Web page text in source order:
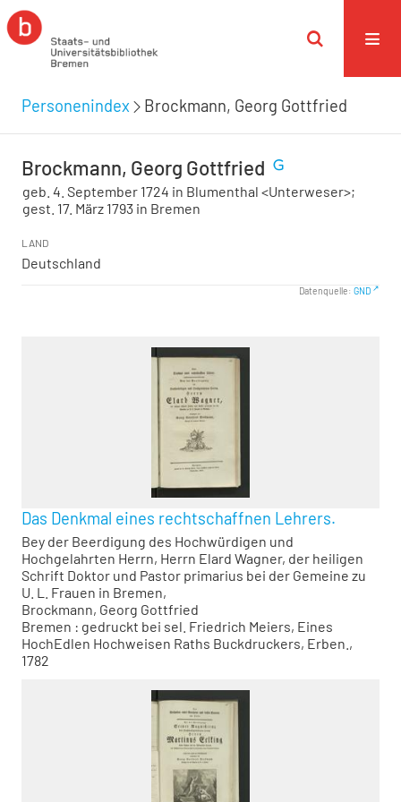
Personenindex Brockmann, Georg Gottfried
Brockmann, Georg Gottfried
geb. 4. September 1724 in Blumenthal <Unterweser>;
gest. 17. März 1793 in Bremen
LAND
Deutschland
Datenquelle: GND
Das Denkmal eines rechtschaffnen Lehrers.
Bey der Beerdigung des Hochwürdigen und
Hochgelahrten Herrn, Herrn Elard Wagner, der heiligen
Schrift Doktor und Pastor primarius bei der Gemeine zu
U. L. Frauen in Bremen,
Brockmann, Georg Gottfried
Bremen : gedruckt bei sel. Friedrich Meiers, Eines
HochEdlen Hochweisen Raths Buckdruckers, Erben.,
1782